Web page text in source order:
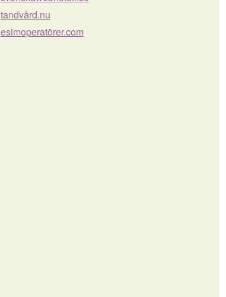
tandvård.nu
esimoperatörer.com